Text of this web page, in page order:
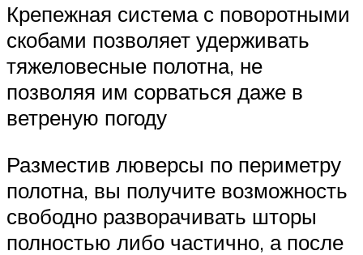
Крепежная система с поворотными
скобами позволяет удерживать
тяжеловесные полотна, не
позволяя им сорваться даже в
ветреную погоду
Разместив люверсы по периметру
полотна, вы получите возможность
свободно разворачивать шторы
полностью либо частично, а после